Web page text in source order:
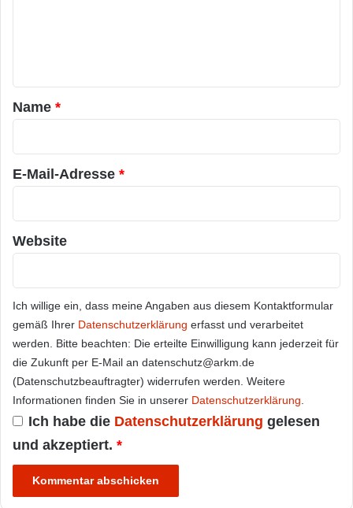
a
r
*
Name *
E-Mail-Adresse *
Website
Ich willige ein, dass meine Angaben aus diesem Kontaktformular
gemäß Ihrer Datenschutzerklärung erfasst und verarbeitet
werden. Bitte beachten: Die erteilte Einwilligung kann jederzeit für
die Zukunft per E-Mail an datenschutz@arkm.de
(Datenschutzbeauftragter) widerrufen werden. Weitere
Informationen finden Sie in unserer Datenschutzerklärung
Ich habe die Datenschutzerklärung gelesen
und akzeptiert. *